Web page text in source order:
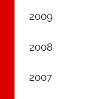
2009
2008
2007